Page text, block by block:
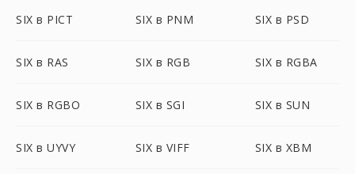
SIX в PICT SIX в PNM SIX в PSD
SIX в RAS SIX в RGB SIX в RGBA
SIX в RGBO SIX в SGI SIX в SUN
SIX в UYVY SIX в VIFF SIX в XBM